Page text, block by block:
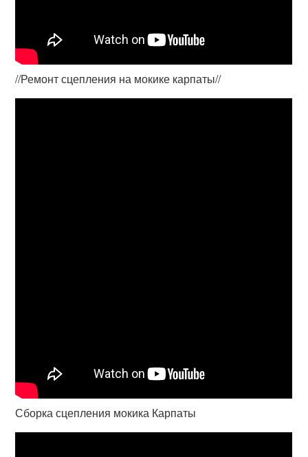
//Ремонт сцепления на мокике карпаты//
Сборка сцепления мокика Карпаты